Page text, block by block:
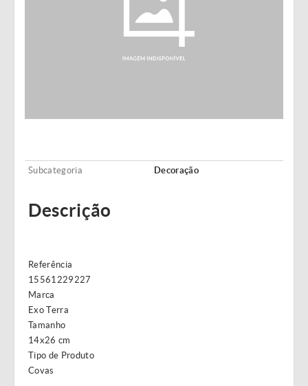
Subcategoria Decoração
Descrição
Referência
15561229227
Marca
Exo Terra
Tamanho
14x26 cm
Tipo de Produto
Covas